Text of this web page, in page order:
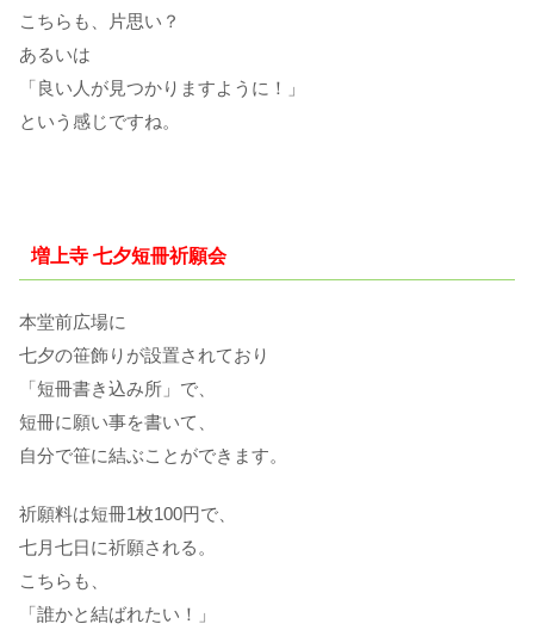
こちらも、片思い？
あるいは
「良い人が見つかりますように！」
という感じですね。
増上寺 七夕短冊祈願会
本堂前広場に
七夕の笹飾りが設置されており
「短冊書き込み所」で、
短冊に願い事を書いて、
自分で笹に結ぶことができます。
祈願料は短冊1枚100円で、
七月七日に祈願される。
こちらも、
「誰かと結ばれたい！」